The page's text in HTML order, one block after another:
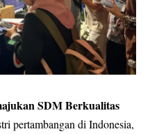
SDM Berkualitas
pertambangan di Indonesia,